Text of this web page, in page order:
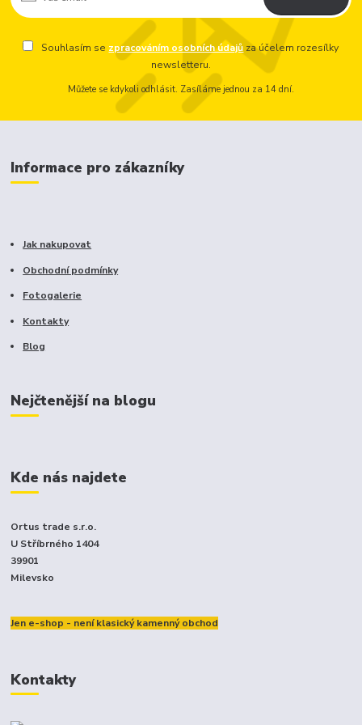
Souhlasím se zpracováním osobních údajů za účelem rozesílky
newsletteru.
Můžete se kdykoli odhlásit. Zasíláme jednou za 14 dní.
Informace pro zákazníky
Jak nakupovat
Obchodní podmínky
Fotogalerie
Kontakty
Blog
Nejčtenější na blogu
Kde nás najdete
Ortus trade s.r.o.
U Stříbrného 1404
39901
Milevsko
Jen e-shop - není klasický kamenný obchod
Kontakty